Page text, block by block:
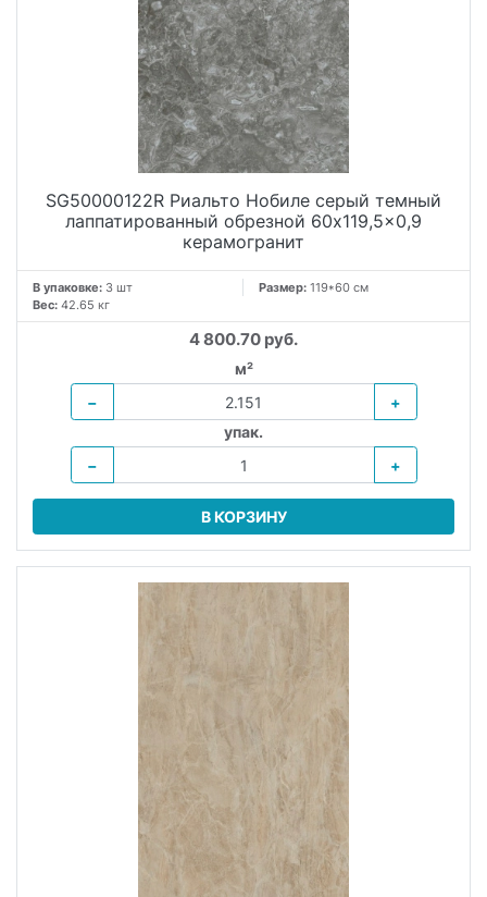
SG50000122R Риальто Нобиле серый темный
лаппатированный обрезной 60x119,5x0,9
керамогранит
В упаковке: 3 шт Размер: 119*60 см
Вес: 42.65 кг
4 800.70 руб.
м²
−
+
упак.
−
+
В КОРЗИНУ